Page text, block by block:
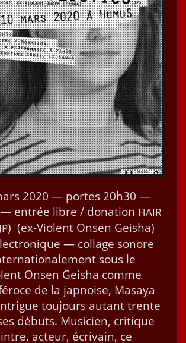
2020 — portes 20h30 —
entrée libre / dona­tion HAIR
JP) (ex-Vio­­lent Onsen Geisha)
— col­lage sonore
sous le
Onsen Geisha comme
de la jap­noise, Masaya
tou­jours autant trente
débuts. Musi­cien, cri­tique
acteur, écrivain, ce